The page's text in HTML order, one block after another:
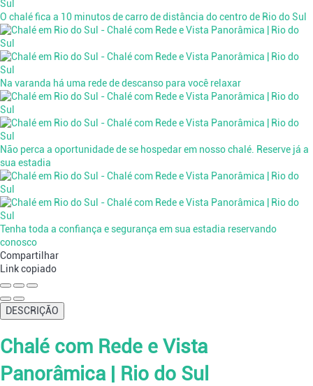
O chalé fica a 10 minutos de carro de distância do centro de Rio do Sul
Na varanda há uma rede de descanso para você relaxar
Não perca a oportunidade de se hospedar em nosso chalé. Reserve já a
sua estadia
Tenha toda a confiança e segurança em sua estadia reservando
conosco
Compartilhar
Link copiado
DESCRIÇÃO
Chalé com Rede e Vista
Panorâmica | Rio do Sul